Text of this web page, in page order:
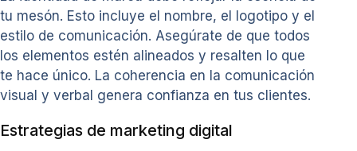
tu mesón. Esto incluye el nombre, el logotipo y el
estilo de comunicación. Asegúrate de que todos
los elementos estén alineados y resalten lo que
te hace único. La coherencia en la comunicación
visual y verbal genera confianza en tus clientes.
Estrategias de marketing digital